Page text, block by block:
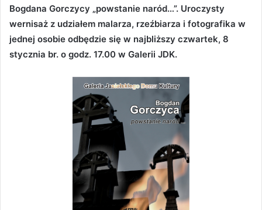
Bogdana Gorczycy „powstanie naród…”. Uroczysty
wernisaż z udziałem malarza, rzeźbiarza i fotografika w
jednej osobie odbędzie się w najbliższy czwartek, 8
stycznia br. o godz. 17.00 w Galerii JDK.